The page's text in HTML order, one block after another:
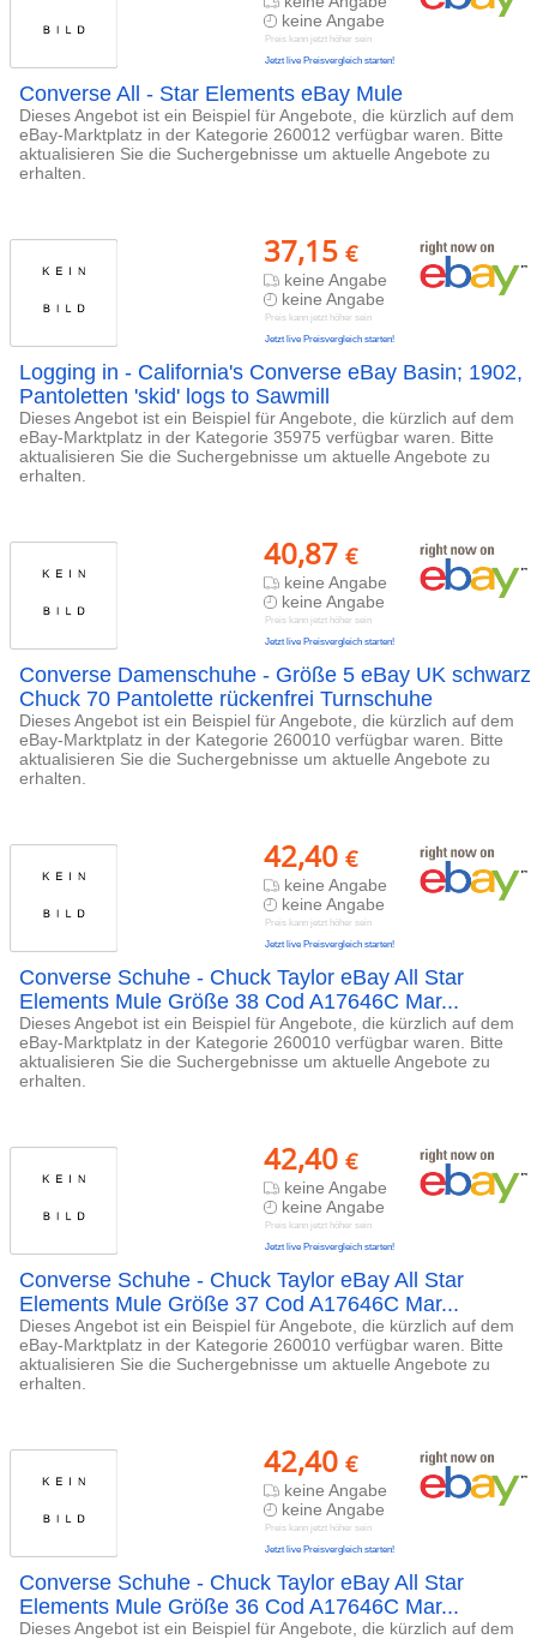
keine Angabe
Preis kann jetzt höher sein
Jetzt live Preisvergleich starten!
Converse All - Star Elements eBay Mule
Dieses Angebot ist ein Beispiel für Angebote, die kürzlich auf dem
eBay-Marktplatz in der Kategorie 260012 verfügbar waren. Bitte
aktualisieren Sie die Suchergebnisse um aktuelle Angebote zu
erhalten.
37,15 €
keine Angabe
keine Angabe
Preis kann jetzt höher sein
Jetzt live Preisvergleich starten!
Logging in - California's Converse eBay Basin; 1902,
Pantoletten 'skid' logs to Sawmill
Dieses Angebot ist ein Beispiel für Angebote, die kürzlich auf dem
eBay-Marktplatz in der Kategorie 35975 verfügbar waren. Bitte
aktualisieren Sie die Suchergebnisse um aktuelle Angebote zu
erhalten.
40,87 €
keine Angabe
keine Angabe
Preis kann jetzt höher sein
Jetzt live Preisvergleich starten!
Converse Damenschuhe - Größe 5 eBay UK schwarz
Chuck 70 Pantolette rückenfrei Turnschuhe
Dieses Angebot ist ein Beispiel für Angebote, die kürzlich auf dem
eBay-Marktplatz in der Kategorie 260010 verfügbar waren. Bitte
aktualisieren Sie die Suchergebnisse um aktuelle Angebote zu
erhalten.
42,40 €
keine Angabe
keine Angabe
Preis kann jetzt höher sein
Jetzt live Preisvergleich starten!
Converse Schuhe - Chuck Taylor eBay All Star
Elements Mule Größe 38 Cod A17646C Mar...
Dieses Angebot ist ein Beispiel für Angebote, die kürzlich auf dem
eBay-Marktplatz in der Kategorie 260010 verfügbar waren. Bitte
aktualisieren Sie die Suchergebnisse um aktuelle Angebote zu
erhalten.
42,40 €
keine Angabe
keine Angabe
Preis kann jetzt höher sein
Jetzt live Preisvergleich starten!
Converse Schuhe - Chuck Taylor eBay All Star
Elements Mule Größe 37 Cod A17646C Mar...
Dieses Angebot ist ein Beispiel für Angebote, die kürzlich auf dem
eBay-Marktplatz in der Kategorie 260010 verfügbar waren. Bitte
aktualisieren Sie die Suchergebnisse um aktuelle Angebote zu
erhalten.
42,40 €
keine Angabe
keine Angabe
Preis kann jetzt höher sein
Jetzt live Preisvergleich starten!
Converse Schuhe - Chuck Taylor eBay All Star
Elements Mule Größe 36 Cod A17646C Mar...
Dieses Angebot ist ein Beispiel für Angebote, die kürzlich auf dem